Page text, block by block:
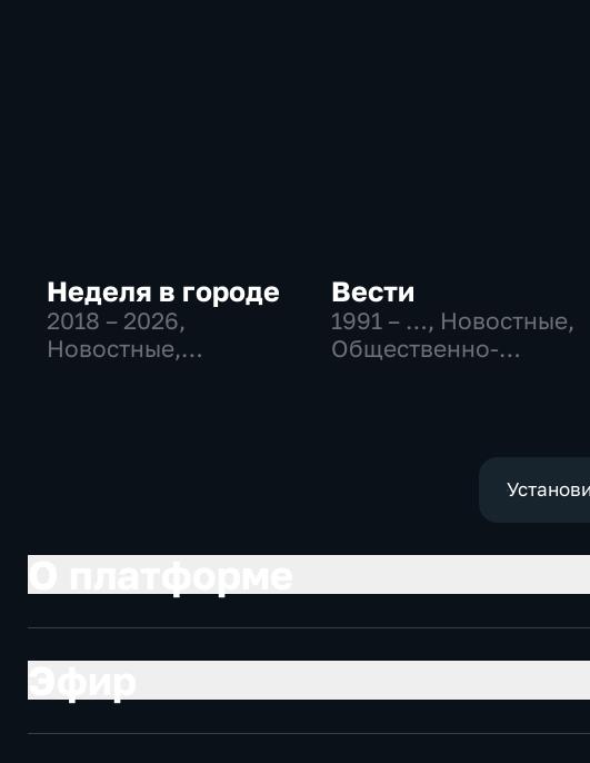
Неделя в городе
2018 – 2026,
Новостные,
Вести
1991 – …, Новостные,
Общественно-